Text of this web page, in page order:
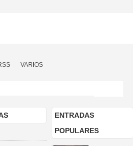
VARIOS
ENTRADAS
POPULARES